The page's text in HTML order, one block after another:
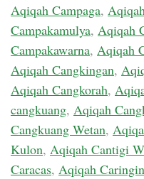
Aqiqah Campaga,
Campakamulya, Aqiqah
Campakawarna, Aqiqah
Aqiqah Cangkingan,
Aqiqah Cangkorah,
cangkuang, Aqiqah
Cangkuang Wetan,
Kulon, Aqiqah Cantigi
Caracas, Aqiqah Caringin